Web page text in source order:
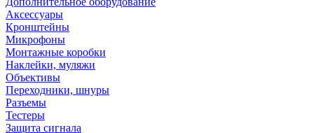
Аксессуары
Кронштейны
Микрофоны
Монтажные коробки
Наклейки, муляжи
Объективы
Переходники, шнуры
Разъемы
Тестеры
Защита сигнала